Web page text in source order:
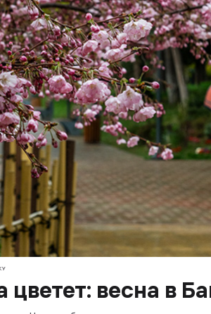
цветет: весна в